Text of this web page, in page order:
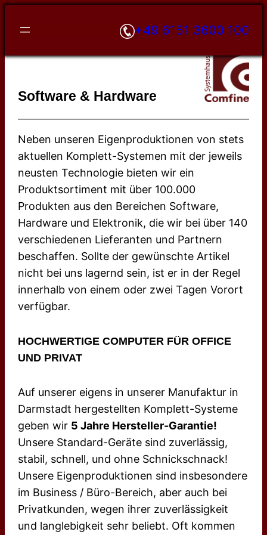
Inhalt
+49 6151 3600 100
Software & Hardware
Neben unseren Eigenproduktionen von stets
aktuellen Komplett-Systemen mit der jeweils
neusten Technologie bieten wir ein
Produktsortiment mit über 100.000
Produkten aus den Bereichen Software,
Hardware und Elektronik, die wir bei über 140
verschiedenen Lieferanten und Partnern
beschaffen. Sollte der gewünschte Artikel
nicht bei uns lagernd sein, ist er in der Regel
innerhalb von einem oder zwei Tagen Vorort
verfügbar.
HOCHWERTIGE COMPUTER FÜR OFFICE
UND PRIVAT
Auf unserer eigens in unserer Manufaktur in
Darmstadt hergestellten Komplett-Systeme
geben wir 5 Jahre Hersteller-Garantie!
Unsere Standard-Geräte sind zuverlässig,
stabil, schnell, und ohne Schnickschnack!
Unsere Eigenproduktionen sind insbesondere
im Business / Büro-Bereich, aber auch bei
Privatkunden, wegen ihrer zuverlässigkeit
und langlebigkeit sehr beliebt. Oft kommen